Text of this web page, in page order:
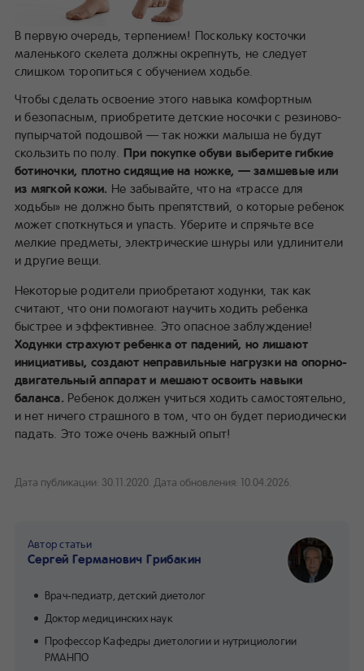
В первую очередь, терпением! Поскольку косточки
маленького скелета должны окрепнуть, не следует
слишком торопиться с обучением ходьбе.
Чтобы сделать освоение этого навыка комфортным
и безопасным, приобретите детские носочки с резиново-
пупырчатой подошвой — так ножки малыша не будут
скользить по полу. При покупке обуви выберите гибкие
ботиночки, плотно сидящие на ножке, — замшевые или
из мягкой кожи. Не забывайте, что на «трассе для
ходьбы» не должно быть препятствий, о которые ребенок
может споткнуться и упасть. Уберите и спрячьте все
мелкие предметы, электрические шнуры или удлинители
и другие вещи.
Некоторые родители приобретают ходунки, так как
считают, что они помогают научить ходить ребенка
быстрее и эффективнее. Это опасное заблуждение!
Ходунки страхуют ребенка от падений, но лишают
инициативы, создают неправильные нагрузки на опорно-
двигательный аппарат и мешают освоить навыки
баланса. Ребенок должен учиться ходить самостоятельно,
и нет ничего страшного в том, что он будет периодически
падать. Это тоже очень важный опыт!
Дата публикации: 30.11.2020. Дата обновления: 10.04.2026.
Автор статьи
Сергей Германович Грибакин
Врач-педиатр, детский диетолог
Доктор медицинских наук
Профессор Кафедры диетологии и нутрициологии
РМАНПО